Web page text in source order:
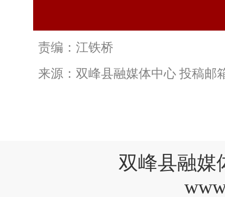
责编：江铁桥
来源：双峰县融媒体中心 投稿邮
双峰县融媒